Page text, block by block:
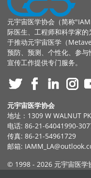
元宇宙医学协会（简称
际医生、工程师和科学家
于推动元宇宙医学（
预防、预测、个性化、参
宣传工作提供专门服务。
元宇宙医学协会
地址：1309 W WALNUT
电话: 86-21-64041990-
传真: 86-21-54961729
邮箱:
© 1998 - 2026 元宇宙医学